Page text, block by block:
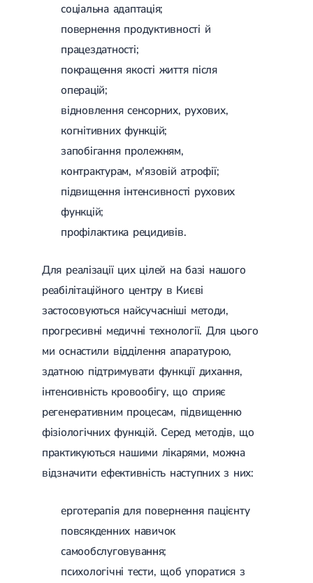
соціальна адаптація;
повернення продуктивності й
працездатності;
покращення якості життя після
операцій;
відновлення сенсорних, рухових,
когнітивних функцій;
запобігання пролежням,
контрактурам, м'язовій атрофії;
підвищення інтенсивності рухових
функцій;
профілактика рецидивів.
Для реалізації цих цілей на базі нашого
реабілітаційного центру в Києві
застосовуються найсучасніші методи,
прогресивні медичні технології. Для цього
ми оснастили відділення апаратурою,
здатною підтримувати функції дихання,
інтенсивність кровообігу, що сприяє
регенеративним процесам, підвищенню
фізіологічних функцій. Серед методів, що
практикуються нашими лікарями, можна
відзначити ефективність наступних з них:
ерготерапія для повернення пацієнту
повсякденних навичок
самообслуговування;
психологічні тести, щоб упоратися з